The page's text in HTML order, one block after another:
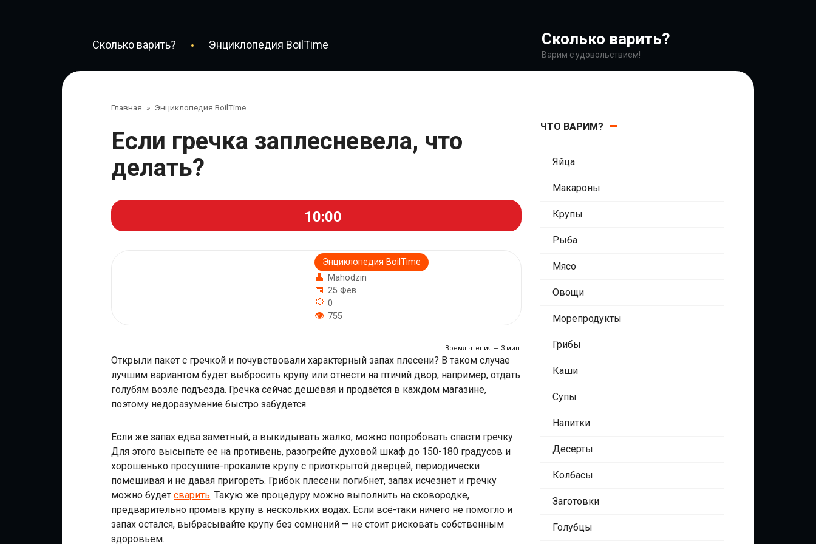
Сколько варить?
Варим с удовольствием!
Сколько варить? Энциклопедия BoilTime
Главная » Энциклопедия BoilTime
Если гречка заплесневела, что
делать?
10:00
Энциклопедия BoilTime
Mahodzin
25 Фев
0
755
Время чтения — 3 мин.
Открыли пакет с гречкой и почувствовали характерный запах плесени? В таком случае
лучшим вариантом будет выбросить крупу или отнести на птичий двор, например, отдать
голубям возле подъезда. Гречка сейчас дешёвая и продаётся в каждом магазине,
поэтому недоразумение быстро забудется.
Если же запах едва заметный, а выкидывать жалко, можно попробовать спасти гречку.
Для этого высыпьте ее на противень, разогрейте духовой шкаф до 150-180 градусов и
хорошенько просушите-прокалите крупу с приоткрытой дверцей, периодически
помешивая и не давая пригореть. Грибок плесени погибнет, запах исчезнет и гречку
можно будетсварить. Такую же процедуру можно выполнить на сковородке,
предварительно промыв крупу в нескольких водах. Если всё-таки ничего не помогло и
запах остался, выбрасывайте крупу без сомнений — не стоит рисковать собственным
здоровьем.
ЧТО ВАРИМ?
Яйца
Макароны
Крупы
Рыба
Мясо
Овощи
Морепродукты
Грибы
Каши
Супы
Напитки
Десерты
Колбасы
Заготовки
Голубцы